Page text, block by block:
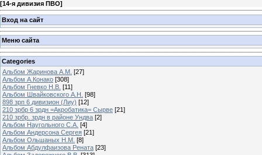
[14-я дивизия ПВО]
Вход на сайт
Меню сайта
Categories
Альбом Жаринова А.М. [27]
Альбом А.Конако [308]
Альбом Гневко Н.В. [11]
Альбом Швайковского А.Н. [98]
898 зрп 6 дивизион (Лиу) [12]
210 зрбр 6 зрдн =Акробатика= Сырве [21]
210 зрбр. зрдн в районе Ундва [2]
Альбом Наугольного С.А. [4]
Альбом Андерсона Сергея [21]
Альбом Ольшаных Н.М. [8]
Альбом Абдулфаизова Рената [23]